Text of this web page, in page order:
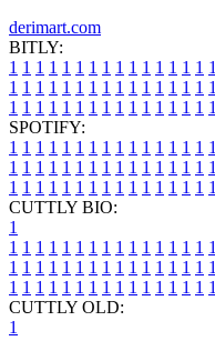
derimart.com
BITLY:
1 1 1 1 1 1 1 1 1 1 1 1 1 1 1 1
1 1 1 1 1 1 1 1 1 1 1 1 1 1 1 1
1 1 1 1 1 1 1 1 1 1 1 1 1 1 1 1
SPOTIFY:
1 1 1 1 1 1 1 1 1 1 1 1 1 1 1 1
1 1 1 1 1 1 1 1 1 1 1 1 1 1 1 1
1 1 1 1 1 1 1 1 1 1 1 1 1 1 1 1
CUTTLY BIO:
1
1 1 1 1 1 1 1 1 1 1 1 1 1 1 1 1
1 1 1 1 1 1 1 1 1 1 1 1 1 1 1 1
1 1 1 1 1 1 1 1 1 1 1 1 1 1 1 1
CUTTLY OLD:
1